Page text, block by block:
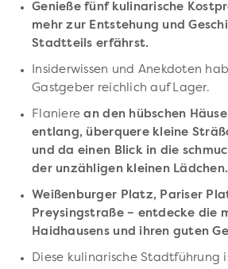
Genieße fünf kulinarische
mehr zur Entstehung und
Stadtteils erfährst.
Insiderwissen und Anekdoten
Gastgeber reichlich auf Lager.
Flaniere an den hübschen
entlang, überquere kleine
und da einen Blick in die
der unzähligen kleinen Lädchen.
Weißenburger Platz, Pariser
Preysingstraße – entdecke die
Haidhausens und ihren guten
Diese kulinarische Stadtführung